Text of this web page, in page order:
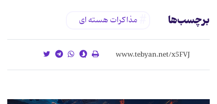
برچسب‌ها مذاکرات هسته ای